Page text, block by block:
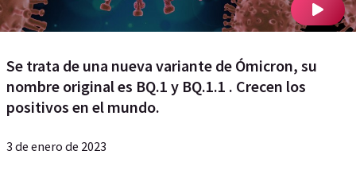
Se trata de una nueva variante de Ómicron, su
nombre original es BQ.1 y BQ.1.1 . Crecen los
positivos en el mundo.
3 de enero de 2023